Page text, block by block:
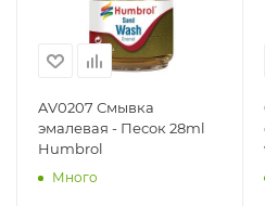
AV0207 Смывка
эмалевая - Песок 28ml
Humbrol
Много